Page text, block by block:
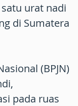
urat nadi
di Sumatera
(BPJN)
pada ruas